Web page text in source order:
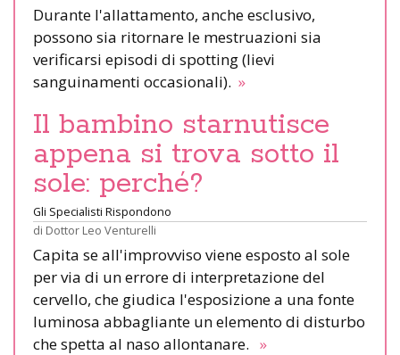
Durante l'allattamento, anche esclusivo,
possono sia ritornare le mestruazioni sia
verificarsi episodi di spotting (lievi
sanguinamenti occasionali). »
Il bambino starnutisce
appena si trova sotto il
sole: perché?
Gli Specialisti Rispondono
di Dottor Leo Venturelli
Capita se all'improvviso viene esposto al sole
per via di un errore di interpretazione del
cervello, che giudica l'esposizione a una fonte
luminosa abbagliante un elemento di disturbo
che spetta al naso allontanare. »